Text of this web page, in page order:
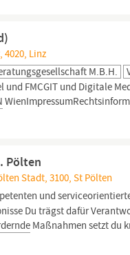
Linz
M.b.H.
FMCGIT und Digitale
Pölten
Stadt, 3100, St Pölten
und
Du trägst dafür
Maßnahmen setzt du